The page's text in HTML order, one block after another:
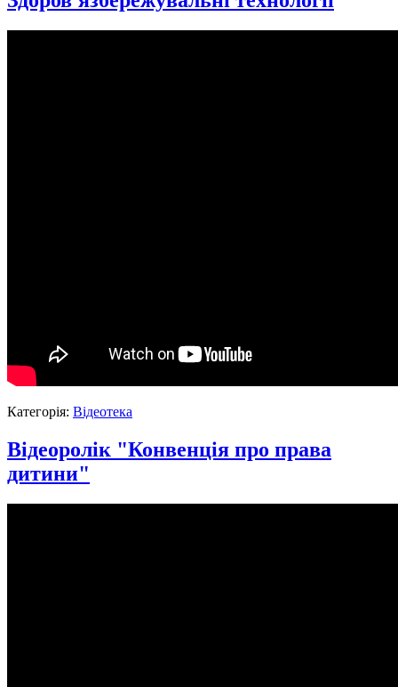
Категорія: Відеотека
Відеоролік "Конвенція про права
дитини"